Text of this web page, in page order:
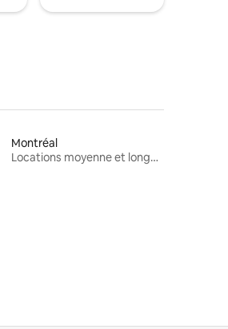
Montréal
Locations moyenne et longue durée